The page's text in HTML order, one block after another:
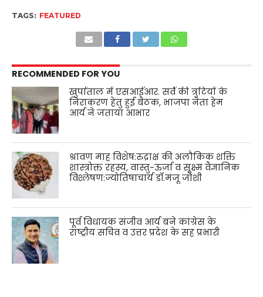
TAGS: FEATURED
RECOMMENDED FOR YOU
खुर्पाताल में एसआईआर. सर्वे की त्रुटियों के
निराकरण हेतु हुई बैठक, भाजपा नेता हेम
आर्य ने जताया आभार
श्रावण माह विशेष:रुद्राक्ष की अलौकिक शक्ति
शास्त्रोक्त रहस्य, वास्तु-ऊर्जा व सूक्ष्म वैज्ञानिक
विश्लेषण:ज्योतिषाचार्य डॉ.मंजू जोशी
पूर्व विधायक संजीव आर्य बने कांग्रेस के
राष्ट्रीय सचिव व उत्तर प्रदेश के सह प्रभारी